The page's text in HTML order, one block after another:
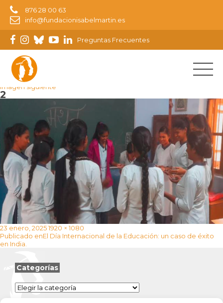
876 28 00 63
info@fundacionisabelmartin.es
Preguntas Frecuentes
Imagen anterior
Imagen siguiente
2
Publicado
el
23 enero, 2025Tamaño
completo
1920 × 1080
Navegación
de
Publicado enEl Día Internacional de la Educación: un caso de éxito
en India.
Categorías
Categorías